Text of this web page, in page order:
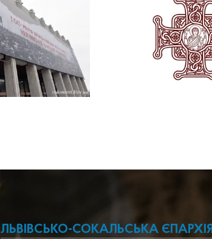
ЛЬВІВСЬКО-СОКАЛЬСЬКА ЄПАРХІЯ